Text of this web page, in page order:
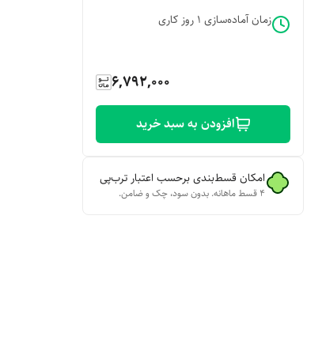
زمان آماده‌سازی 1 روز کاری
6,792,000
افزودن به سبد خرید
امکان قسط‌بندی برحسب اعتبار ترب‌پی
۴ قسط ماهانه. بدون سود، چک و ضامن.